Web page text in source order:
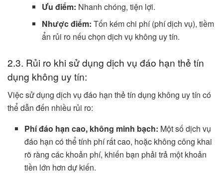
Ưu điểm: Nhanh chóng, tiện lợi.
Nhược điểm: Tốn kém chi phí (phí dịch vụ), tiềm
ẩn rủi ro nếu chọn dịch vụ không uy tín.
2.3. Rủi ro khi sử dụng dịch vụ đáo hạn thẻ tín
dụng không uy tín:
Việc sử dụng dịch vụ đáo hạn thẻ tín dụng không uy tín có
thể dẫn đến nhiều rủi ro:
Phí đáo hạn cao, không minh bạch: Một số dịch vụ
đáo hạn có thể tính phí rất cao, hoặc không công khai
rõ ràng các khoản phí, khiến bạn phải trả một khoản
tiền lớn hơn dự kiến.